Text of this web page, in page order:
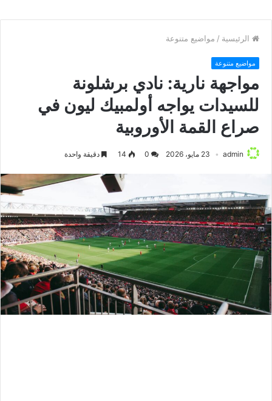
الرئيسية / مواضيع متنوعة
مواضيع متنوعة
مواجهة نارية: نادي برشلونة
للسيدات يواجه أولمبيك ليون في
صراع القمة الأوروبية
admin 23 مايو، 2026 14 دقيقة واحدة